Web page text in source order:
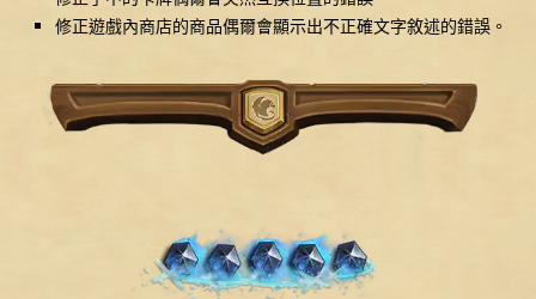
修正遊戲內商店的商品偶爾會顯示出不正確文字敘述的錯誤。